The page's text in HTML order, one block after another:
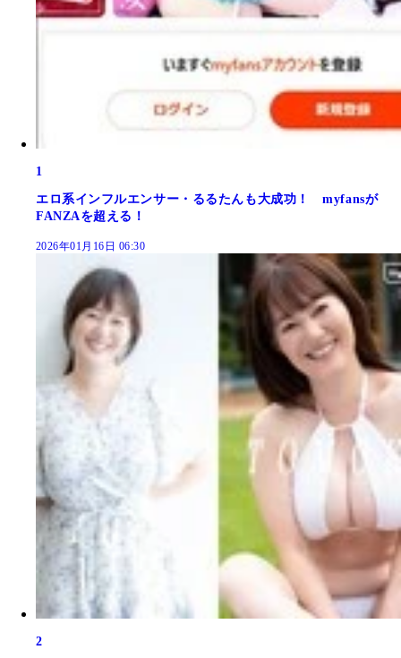
1
エロ系インフルエンサー・るるたんも大成功！ myfansが
FANZAを超える！
2026年01月16日 06:30
2